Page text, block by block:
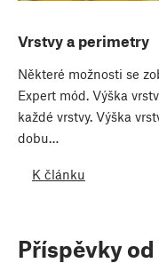
Vrstvy a perimetry
Některé možnosti se
Expert mód. Výška
každé vrstvy. Výška
dobu…
K článku
Příspěvky